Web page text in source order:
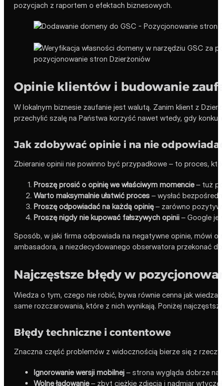
pozycjach z raportem o efektach biznesowych.
Opinie klientów i budowanie
W lokalnym biznesie zaufanie jest walutą. Zanim klient z
przechylić szalę na Państwa korzyść nawet wtedy, gdy
Jak zdobywać opinie i na nie
Zbieranie opinii nie powinno być przypadkowe – to proces,
Proszę prosić o opinię we właściwym momencie– tuż
Warto maksymalnie ułatwić proces – wysłać
Proszę odpowiadać na każdą opinię– zarówno
Proszę nigdy nie kupować fałszywych opinii – Google je
Sposób, w jaki firma odpowiada na negatywne opinie, mówi
ambasadora, a niezdecydowanego obserwatora przekonać
Najczęstsze błędy w
Wiedza o tym, czego nie robić, bywa równie cenna jak
same rozczarowania, które z nich wynikają. Poniżej
Błędy techniczne i contentowe
Znaczna część problemów z widocznością bierze się z
Ignorowanie wersji mobilnej – strona wygląda dobrze
Wolne ładowanie– zbyt ciężkie zdjęcia i nadmiar